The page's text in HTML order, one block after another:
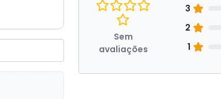
Sem
avaliações
3
2
1